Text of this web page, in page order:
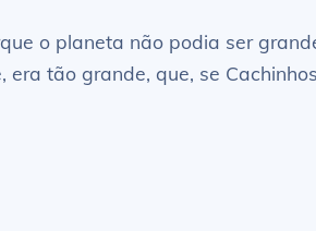
o planeta não podia ser
tão grande, que, se